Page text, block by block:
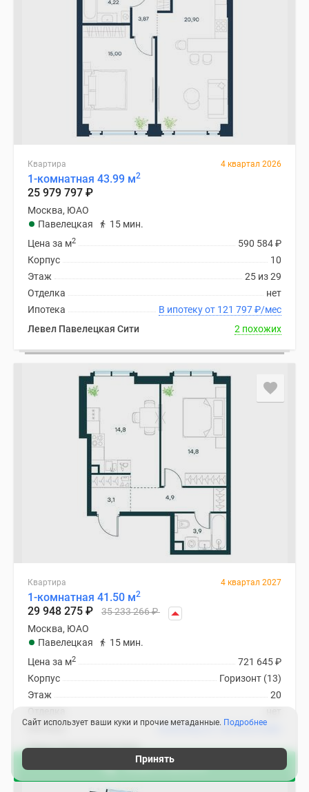
Акции в августе
Квартира 4 квартал 2026
1-комнатная 43.99 м2
25 979 797 ₽
Москва, ЮАО
Павелецкая
15 мин.
590 584₽
Цена за м2
10
Корпус
25 из 29
Этаж
нет
Отделка
В ипотеку от 121 797₽/мес
Ипотека
Левел Павелецкая Сити
2 похожих
Квартира 4 квартал 2027
1-комнатная 41.50 м2
29 948 275 ₽ 35 233 266₽
Москва, ЮАО
Павелецкая
15 мин.
721 645₽
Цена за м2
Горизонт (13)
Корпус
20
Этаж
В ипотеку от 140 402₽/мес
Ипотека
Левел Павелецкая Сити
Сайт использует ваши куки и прочие метаданные. Подробнее
Принять